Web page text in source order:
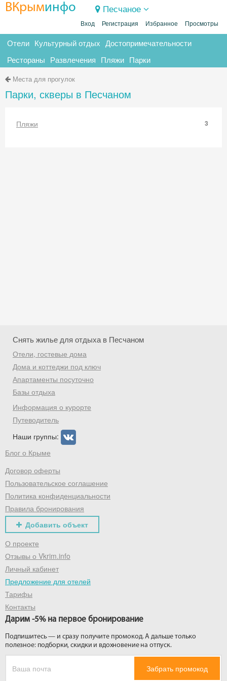
ВКрыминфо Песчаное
Вход Регистрация Избранное Просмотры
Отели Культурный отдых Достопримечательности
Рестораны Развлечения Пляжи Парки
Места для прогулок
Парки, скверы в Песчаном
Пляжи 3
Снять жилье для отдыха в Песчаном
Отели, гостевые дома
Дома и коттеджи под ключ
Апартаменты посуточно
Базы отдыха
Информация о курорте
Путеводитель
Наши группы:
Блог о Крыме
Договор оферты
Пользовательское соглашение
Политика конфиденциальности
Правила бронирования
Добавить объект
О проекте
Отзывы о Vkrim.info
Личный кабинет
Предложение для отелей
Тарифы
Контакты
Дарим -5% на первое бронирование
Подпишитесь — и сразу получите промокод. А дальше только
полезное: подборки, скидки и вдохновение на отпуск.
Забрать промокод
Скидка −5%
Хочешь дешевле? Оставь почту и получи
промокод на первое бронирование!